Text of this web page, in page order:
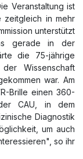
Veranstaltung ist
zeitgleich in mehr
unterstützt
gerade in der
die 75-jährige
Wissenschaft
war. Am
Brille einen 360-
CAU, in dem
Diagnostik
um auch
so ihr